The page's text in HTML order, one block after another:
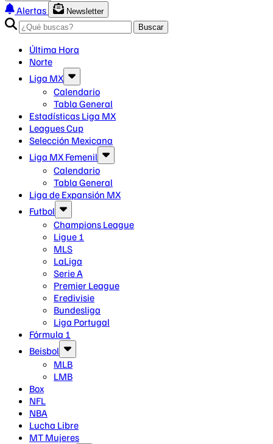
Alertas
Newsletter
Buscar
Última Hora
Norte
Liga MX
Calendario
Tabla General
Estadísticas Liga MX
Leagues Cup
Selección Mexicana
Liga MX Femenil
Calendario
Tabla General
Liga de Expansión MX
Futbol
Champions League
Ligue 1
MLS
LaLiga
Serie A
Premier League
Eredivisie
Bundesliga
Liga Portugal
Fórmula 1
Beisbol
MLB
LMB
Box
NFL
NBA
Lucha Libre
MT Mujeres